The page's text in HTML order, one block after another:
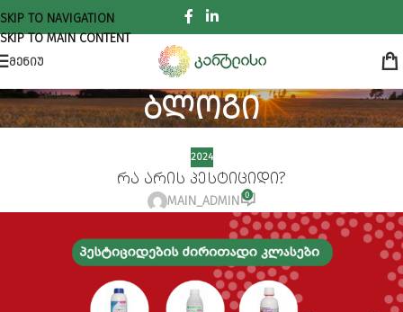
SKIP TO NAVIGATION
SKIP TO MAIN CONTENT
ᲛᲔᲜᲘᲣ
ბლოგი
2024
რა არის პესტიციდი?
MAIN_ADMIN 0